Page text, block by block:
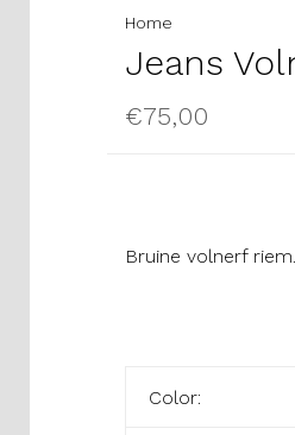
Home
Jeans
€75,00
Bruine volnerf
Color: